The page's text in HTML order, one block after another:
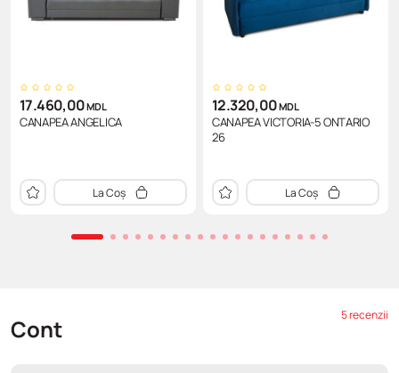
17.460,00MDL
CANAPEA ANGELICA
La Coș
12.320,00MDL
CANAPEA VICTORIA-5 ONTARIO
26
La Coș
Cont 5 recenzii